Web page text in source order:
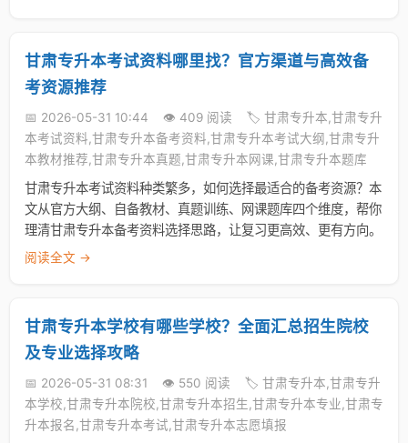
甘肃专升本考试资料哪里找？官方渠道与高效备
考资源推荐
📅 2026-05-31 10:44 👁️ 409 阅读
🏷️ 甘肃专升本,甘肃专升
本考试资料,甘肃专升本备考资料,甘肃专升本考试大纲,甘肃专升
本教材推荐,甘肃专升本真题,甘肃专升本网课,甘肃专升本题库
甘肃专升本考试资料种类繁多，如何选择最适合的备考资源？本
文从官方大纲、自备教材、真题训练、网课题库四个维度，帮你
理清甘肃专升本备考资料选择思路，让复习更高效、更有方向。
阅读全文 →
甘肃专升本学校有哪些学校？全面汇总招生院校
及专业选择攻略
📅 2026-05-31 08:31 👁️ 550 阅读
🏷️ 甘肃专升本,甘肃专升
本学校,甘肃专升本院校,甘肃专升本招生,甘肃专升本专业,甘肃专
升本报名,甘肃专升本考试,甘肃专升本志愿填报